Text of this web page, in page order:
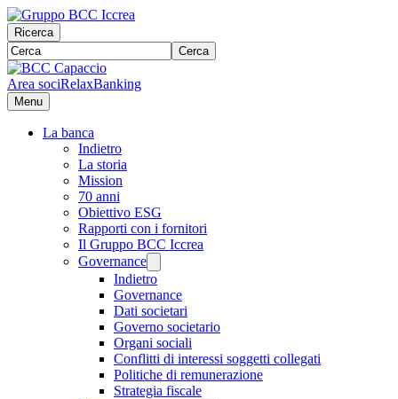
Ricerca
Cerca
Area sociRelaxBanking
Menu
La banca
Indietro
La storia
Mission
70 anni
Obiettivo ESG
Rapporti con i fornitori
Il Gruppo BCC Iccrea
Governance
Indietro
Governance
Dati societari
Governo societario
Organi sociali
Conflitti di interessi soggetti collegati
Politiche di remunerazione
Strategia fiscale